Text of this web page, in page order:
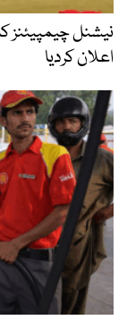
اعلان کردیا